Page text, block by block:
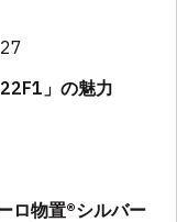
」の魅力
ロ物置®︎シルバー